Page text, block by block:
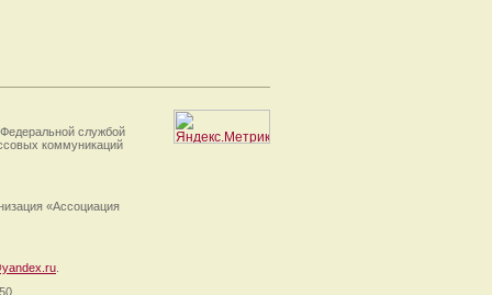
службой
коммуникаций
«Ассоциация